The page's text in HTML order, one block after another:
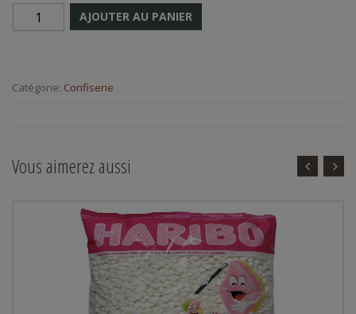
AJOUTER AU PANIER
Catégorie: Confiserie
Vous aimerez aussi